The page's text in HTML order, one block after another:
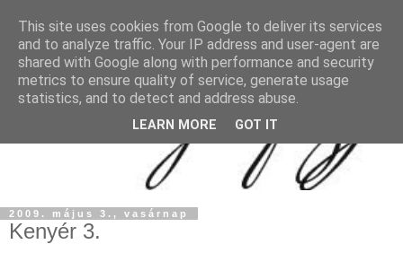
2009. május 3., vasárnap
Kenyér 3.
This site uses cookies from Google to deliver its services
and to analyze traffic. Your IP address and user-agent are
shared with Google along with performance and security
metrics to ensure quality of service, generate usage
statistics, and to detect and address abuse.
LEARN MORE GOT IT